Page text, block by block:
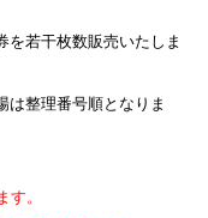
若干枚数販売いたしま
整理番号順となりま
。